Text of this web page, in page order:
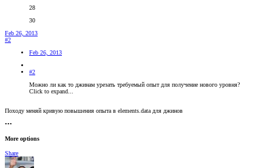
28
30
Feb 26, 2013
#2
Feb 26, 2013
#2
Можно ли как то джинам урезать требуемый опыт для получение нового уровня?
Click to expand...
Походу меняй кривую повышения опыта в elements.data для джинов
•••
More options
Share